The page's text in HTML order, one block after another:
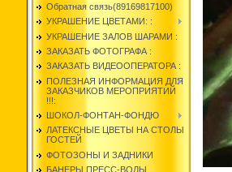
Обратная связь(89169817100)
УКРАШЕНИЕ ЦВЕТАМИ: :
УКРАШЕНИЕ ЗАЛОВ ШАРАМИ :
ЗАКАЗАТЬ ФОТОГРАФА :
ЗАКАЗАТЬ ВИДЕООПЕРАТОРА :
ПОЛЕЗНАЯ ИНФОРМАЦИЯ ДЛЯ
ЗАКАЗЧИКОВ МЕРОПРИЯТИЙ
!!!:
ШОКОЛ-ФОНТАН-ФОНДЮ
ЛАТЕКСНЫЕ ЦВЕТЫ НА СТОЛЫ
ГОСТЕЙ
ФОТОЗОНЫ И ЗАДНИКИ
БАНЕРЫ ПРЕСС-ВОЛЫ